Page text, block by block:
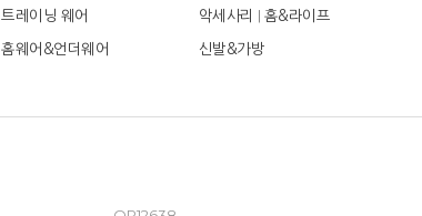
트레이닝 웨어 악세사리 홈&라이프
홈웨어&언더웨어 신발&가방